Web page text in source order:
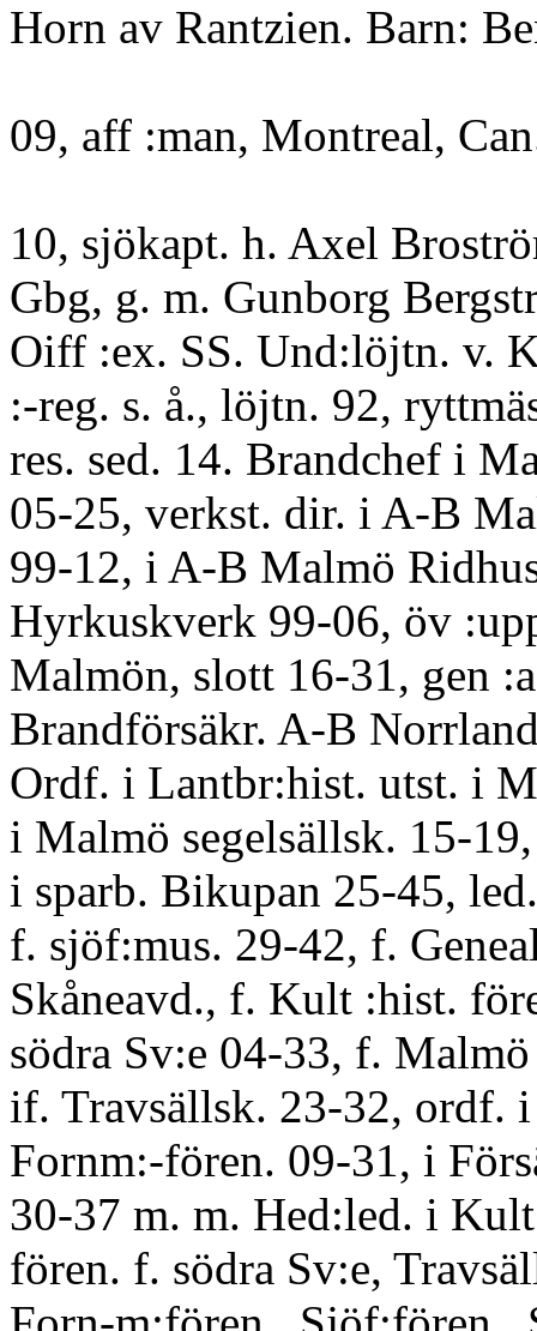
Horn av Rantzien. Barn:
09, aff :man, Montreal,
10, sjökapt. h. Axel
Gbg, g. m. Gunborg
Oiff :ex. SS. Und:löjtn. v.
:-reg. s. å., löjtn. 92,
res. sed. 14. Brandchef i
05-25, verkst. dir. i A-B
99-12, i A-B Malmö
Hyrkuskverk 99-06, öv
Malmön, slott 16-31, gen
Brandförsäkr. A-B
Ordf. i Lantbr:hist. utst. i
i Malmö segelsällsk. 15-
i sparb. Bikupan 25-45,
f. sjöf:mus. 29-42, f.
Skåneavd., f. Kult :hist.
södra Sv:e 04-33, f.
if. Travsällsk. 23-32, ordf. i
Fornm:-fören. 09-31, i
30-37 m. m. Hed:led. i
fören. f. södra Sv:e,